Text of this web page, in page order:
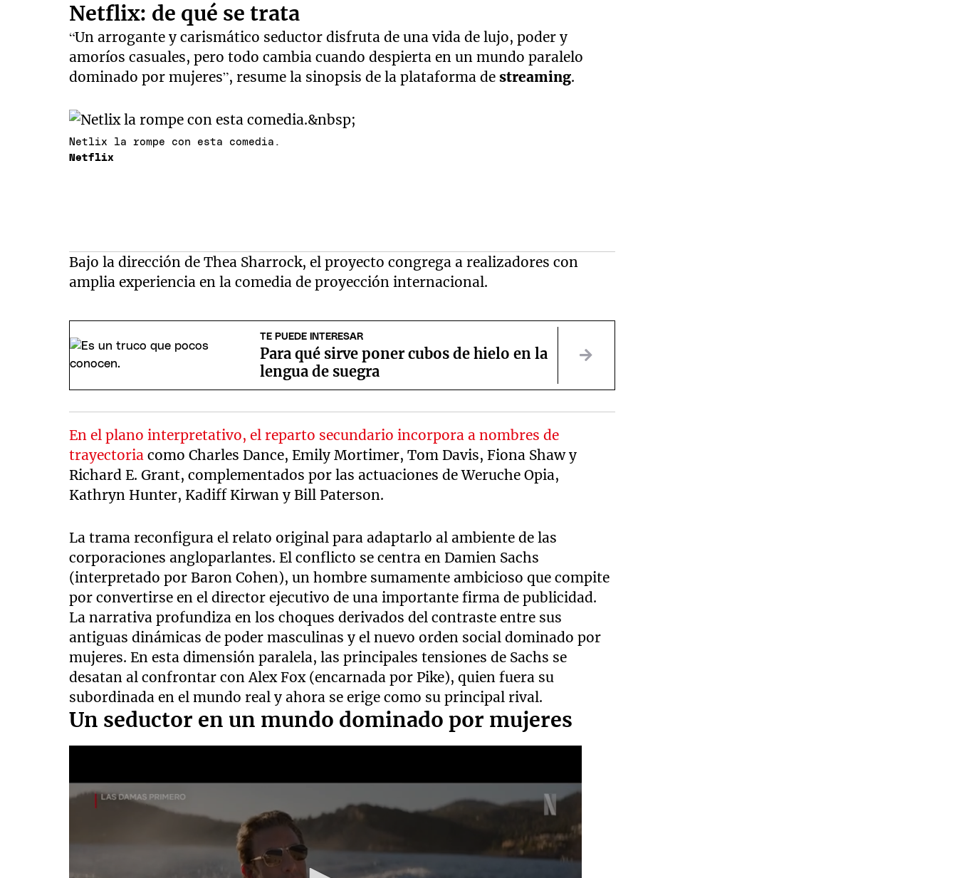
Netflix: de qué se trata
“Un arrogante y carismático seductor disfruta de una vida de lujo, poder y
amoríos casuales, pero todo cambia cuando despierta en un mundo paralelo
dominado por mujeres”, resume la sinopsis de la plataforma destreaming.
Netlix la rompe con esta comedia.
Netflix
Bajo la dirección de Thea Sharrock, el proyecto congrega a realizadores con
amplia experiencia en la comedia de proyección internacional.
TE PUEDE INTERESAR
Para qué sirve poner cubos de hielo en la
lengua de suegra
En el plano interpretativo, el reparto secundario incorpora a nombres de
trayectoria como Charles Dance, Emily Mortimer, Tom Davis, Fiona Shaw y
Richard E. Grant, complementados por las actuaciones de Weruche Opia,
Kathryn Hunter, Kadiff Kirwan y Bill Paterson.
La trama reconfigura el relato original para adaptarlo al ambiente de las
corporaciones angloparlantes. El conflicto se centra en Damien Sachs
(interpretado por Baron Cohen), un hombre sumamente ambicioso que compite
por convertirse en el director ejecutivo de una importante firma de publicidad.
La narrativa profundiza en los choques derivados del contraste entre sus
antiguas dinámicas de poder masculinas y el nuevo orden social dominado por
mujeres. En esta dimensión paralela, las principales tensiones de Sachs se
desatan al confrontar con Alex Fox (encarnada por Pike), quien fuera su
subordinada en el mundo real y ahora se erige como su principal rival.
Un seductor en un mundo dominado por mujeres